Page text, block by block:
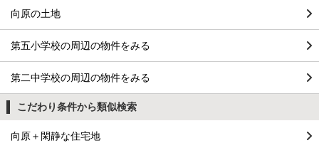
向原の土地
第五小学校の周辺の物件をみる
第二中学校の周辺の物件をみる
こだわり条件から類似検索
向原＋閑静な住宅地